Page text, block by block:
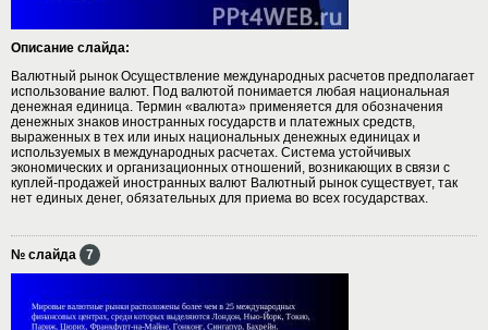
Описание слайда:
Валютный рынок Осуществление международных расчетов предполагает
использование валют. Под валютой понимается любая национальная
денежная единица. Термин «валюта» применяется для обозначения
денежных знаков иностранных государств и платежных средств,
выраженных в тех или иных национальных денежных единицах и
используемых в международных расчетах. Система устойчивых
экономических и организационных отношений, возникающих в связи с
куплей-продажей иностранных валют Валютный рынок существует, так
нет единых денег, обязательных для приема во всех государствах.
№ слайда 7